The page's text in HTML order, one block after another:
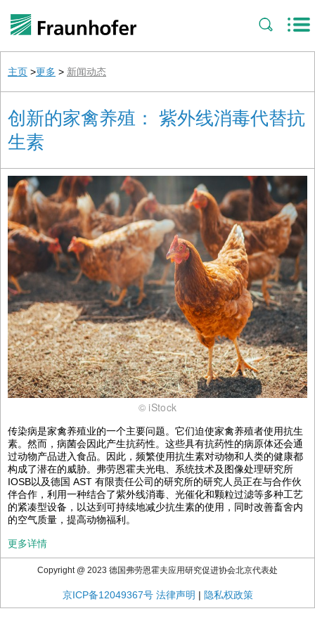
主页 >更多 > 新闻动态
创新的家禽养殖： 紫外线消毒代替抗
生素
© iStock
传染病是家禽养殖业的一个主要问题。它们迫使家禽养殖者使用抗生
素。然而，病菌会因此产生抗药性。这些具有抗药性的病原体还会通
过动物产品进入食品。因此，频繁使用抗生素对动物和人类的健康都
构成了潜在的威胁。弗劳恩霍夫光电、系统技术及图像处理研究所
IOSB以及德国 AST 有限责任公司的研究所的研究人员正在与合作伙
伴合作，利用一种结合了紫外线消毒、光催化和颗粒过滤等多种工艺
的紧凑型设备，以达到可持续地减少抗生素的使用，同时改善畜舍内
的空气质量，提高动物福利。
更多详情
Copyright @ 2023 德国弗劳恩霍夫应用研究促进协会北京代表处
京ICP备12049367号 法律声明 | 隐私权政策